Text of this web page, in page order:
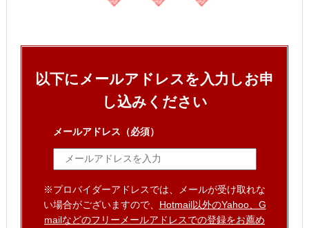
以下にメールアドレスを入力しお申
し込みください
メールアドレス （必須）
※プロバイダーアドレスでは、メールが受け取れな
い場合がございますので、 Hotmail以外のYahoo、G
mailなどのフリーメールアドレスでの登録をお薦め